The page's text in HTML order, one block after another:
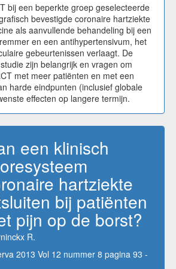
bij een beperkte groep geselecteerde
bevestigde coronaire hartziekte
als aanvullende behandeling bij een
en een antihypertensivum, het
gebeurtenissen verlaagt. De
zijn belangrijk en vragen om
met meer patiënten en met een
harde eindpunten (inclusief globale
effecten op langere termijn.
een klinisch
hartziekte
bij patiënten
pijn op de borst?
R.
2013 Vol 12 nummer 8 pagina 93 -